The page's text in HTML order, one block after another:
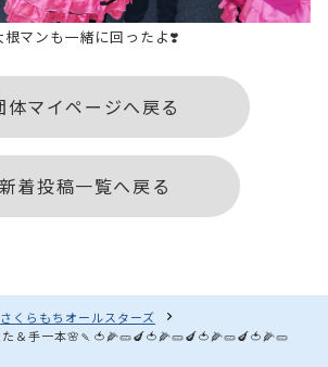
根マンも一緒に回ったよ❣️
体マイページへ戻る
新着投稿一覧へ戻る
さくらもちオールスターズ
＆手一本🌸🍡🍅🌽🥒🍆🍅🌽🥒🍆🍅🌽🥒🍆🍅🌽🥒